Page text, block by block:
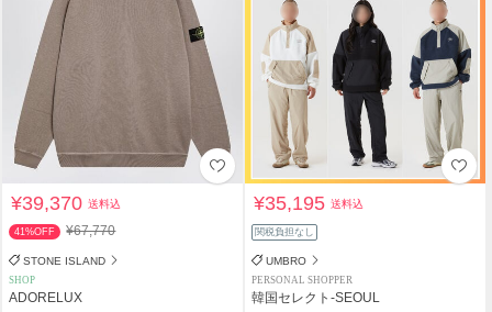
¥39,370送料込
41%OFF ¥67,770
STONE ISLAND
SHOP
ADORELUX
¥35,195送料込
関税負担なし
UMBRO
PERSONAL SHOPPER
韓国セレクト-SEOUL